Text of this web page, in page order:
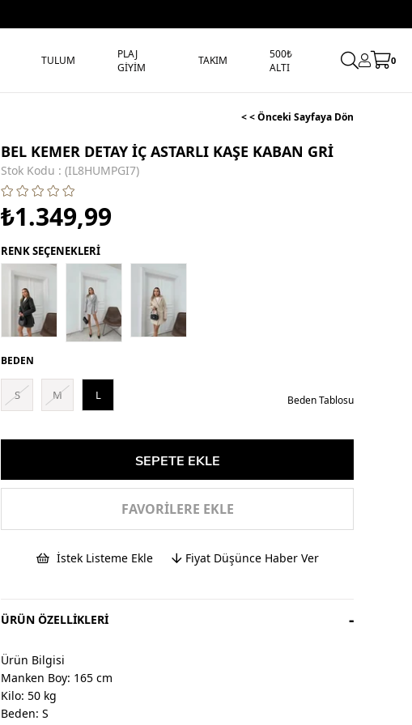
TULUM
PLAJ
GİYİM
TAKIM
500₺
ALTI
0
< < Önceki Sayfaya Dön
BEL KEMER DETAY İÇ ASTARLI KAŞE KABAN GRİ
Stok Kodu (IL8HUMPGI7)
₺1.349,99
RENK SEÇENEKLERİ
BEDEN
S M L Beden Tablosu
FAVORILERE EKLE
İstek Listeme Ekle Fiyat Düşünce Haber Ver
ÜRÜN ÖZELLIKLERI
Ürün Bilgisi
Manken Boy: 165 cm
Kilo: 50 kg
Beden: S